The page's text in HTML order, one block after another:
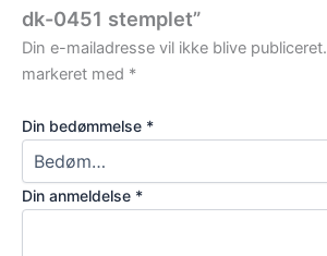
dk-0451 stemplet”
Din e-mailadresse vil ikke blive publiceret.
markeret med *
Din bedømmelse *
Din anmeldelse *